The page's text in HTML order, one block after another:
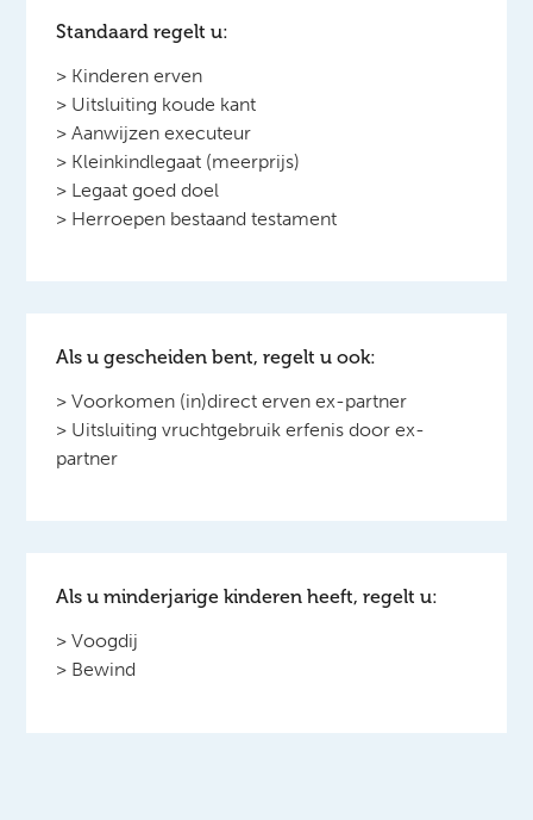
Standaard regelt u:
> Kinderen erven
> Uitsluiting koude kant
> Aanwijzen executeur
> Kleinkindlegaat (meerprijs)
> Legaat goed doel
> Herroepen bestaand testament
Als u gescheiden bent, regelt u ook:
> Voorkomen (in)direct erven ex-partner
> Uitsluiting vruchtgebruik erfenis door ex-
partner
Als u minderjarige kinderen heeft, regelt u:
> Voogdij
> Bewind